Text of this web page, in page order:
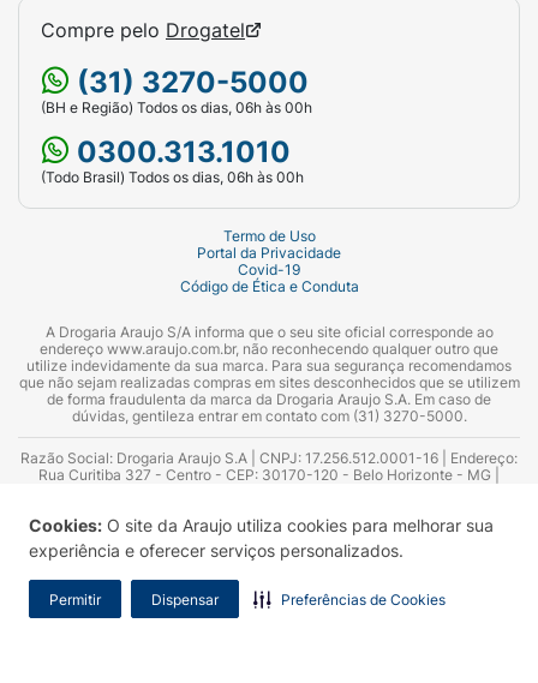
Cookies: O site da Araujo utiliza cookies para melhorar sua
experiência e oferecer serviços personalizados.
Permitir Dispensar Preferências de Cookies
Compre pelo Drogatel
(31) 3270-5000
(BH e Região) Todos os dias, 06h às 00h
0300.313.1010
(Todo Brasil) Todos os dias, 06h às 00h
Termo de Uso
Portal da Privacidade
Covid-19
Código de Ética e Conduta
A Drogaria Araujo S/A informa que o seu site oficial corresponde ao
endereço www.araujo.com.br, não reconhecendo qualquer outro que
utilize indevidamente da sua marca. Para sua segurança recomendamos
que não sejam realizadas compras em sites desconhecidos que se utilizem
de forma fraudulenta da marca da Drogaria Araujo S.A. Em caso de
dúvidas, gentileza entrar em contato com (31) 3270-5000.
Razão Social: Drogaria Araujo S.A | CNPJ: 17.256.512.0001-16 | Endereço:
Rua Curitiba 327 - Centro - CEP: 30170-120 - Belo Horizonte - MG |
Azevedo Guimarães – CRF 10.965 | Yasmin Silva Alvarenga – CRF 52.584 -
Consultor substituto: Thiago Aguiar Pinheiro - CRF Nº 13.748. Alvará
Sanitário: 2025020713 | Autorização de Funcionamento da Empresa (AFE):